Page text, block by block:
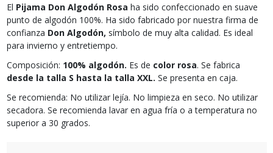
El Pijama Don Algodón Rosa ha sido confeccionado en suave
punto de algodón 100%. Ha sido fabricado por nuestra firma de
confianza Don Algodón, símbolo de muy alta calidad. Es ideal
para invierno y entretiempo.
Composición: 100% algodón. Es de color rosa. Se fabrica
desde la talla S hasta la talla XXL. Se presenta en caja.
Se recomienda: No utilizar lejía. No limpieza en seco. No utilizar
secadora. Se recomienda lavar en agua fría o a temperatura no
superior a 30 grados.